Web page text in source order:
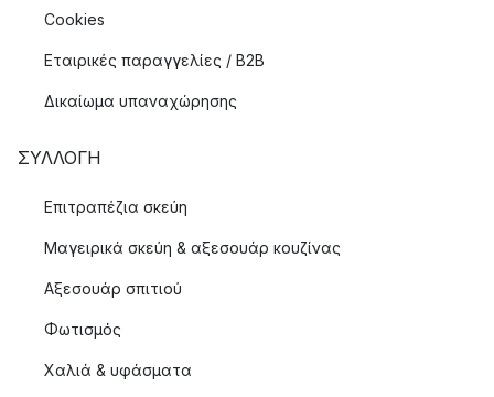
Cookies
Εταιρικές παραγγελίες / B2B
Δικαίωμα υπαναχώρησης
ΣΥΛΛΟΓΉ
Επιτραπέζια σκεύη
Μαγειρικά σκεύη & αξεσουάρ κουζίνας
Αξεσουάρ σπιτιού
Φωτισμός
Χαλιά & υφάσματα